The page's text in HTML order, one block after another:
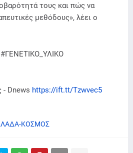
τους και πώς να
μεθόδους», λέει ο
- Dnews https://ift.tt/Tzwvec5
ΚΟΣΜΟΣ